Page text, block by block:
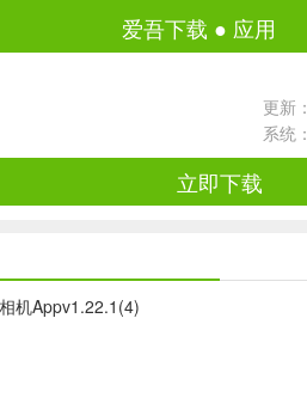
爱吾下载 ● 应用
更新
系统
立即下载